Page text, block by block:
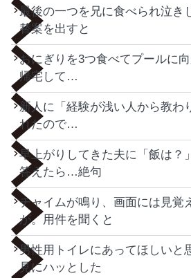
最後の一つを兄に食べられ泣き
替案を出すと
おにぎりを3つ食べてプールに
帰宅して…
新人に「経験が浅い人から教わ
れたので…
早上がりしてきた夫に「飯は？
答えたら…絶句
チャイムが鳴り、画面には見覚
が。用件を聞くと
男性用トイレにあってほしい
見にハッとした